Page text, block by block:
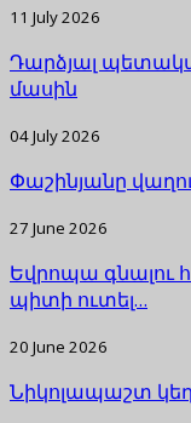
11 July 2026
Դարձյալ
մասին
04 July 2026
Փաշինյանը
27 June 2026
Եվրոպա գնալու
պիտի ուտել…
20 June 2026
Նիկոլապաշտ